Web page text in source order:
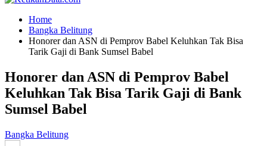
Home
Bangka Belitung
Honorer dan ASN di Pemprov Babel Keluhkan Tak Bisa
Tarik Gaji di Bank Sumsel Babel
Honorer dan ASN di Pemprov Babel
Keluhkan Tak Bisa Tarik Gaji di Bank
Sumsel Babel
Bangka Belitung